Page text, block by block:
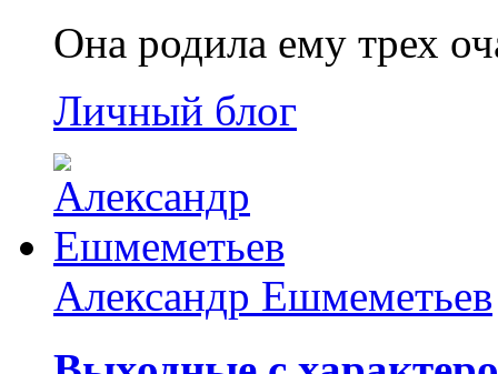
Она родила ему трех
Личный блог
Александр Ешмеметьев